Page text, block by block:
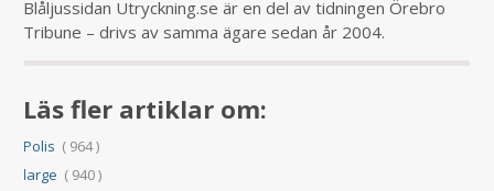
Blåljussidan Utryckning.se är en del av tidningen Örebro
Tribune – drivs av samma ägare sedan år 2004.
Läs fler artiklar om:
Polis ( 964 )
large ( 940 )